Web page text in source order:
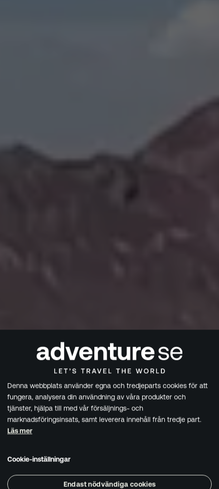
Denna webbplats använder egna och tredjeparts cookies för att
fungera, analysera din användning av våra produkter och
tjänster, hjälpa till med vår försäljnings- och
marknadsföringsinsats, samt leverera innehåll från tredje part.
Läs mer
Cookie-inställningar
Endast nödvändiga cookies